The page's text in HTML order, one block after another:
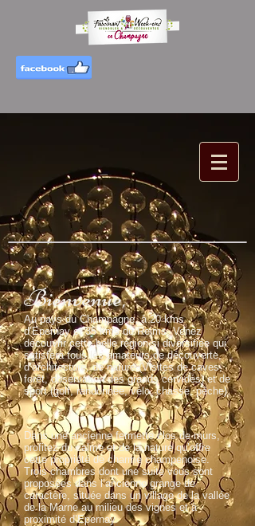
Bienvenue,
Au pays du Champagne, à 20 kms
d’Epernay et 35 kms de Reims. Venez
découvrir cette belle région si diversifiée qui
satisfera tous les amateurs de découverte,
d’architecture, de nature (Visites de caves,
forêt, observation des grands cervidés) et de
sport (golf, randonnée, vélo, chasse, pêche).
Dans une ancienne fermette clos de murs,
profitez du calme et de la nature qu’offre
cette propriété de charme champenoise.
Trois chambres dont une suite vous sont
proposées dans l’ancienne grange de
caractère, située dans un village de la vallée
de la Marne au milieu des vignes et à
proximité d’Epernay.